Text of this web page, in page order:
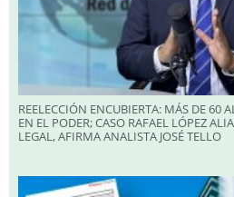
REELECCIÓN ENCUBIERTA: MÁS DE 60
EN EL PODER; CASO RAFAEL LÓPEZ
LEGAL, AFIRMA ANALISTA JOSÉ TELLO